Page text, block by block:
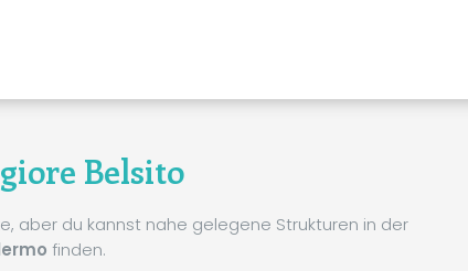
Belsito
aber du kannst nahe gelegene Strukturen in der
finden.